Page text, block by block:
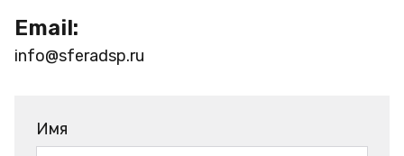
Email:
info@sferadsp.ru
Имя